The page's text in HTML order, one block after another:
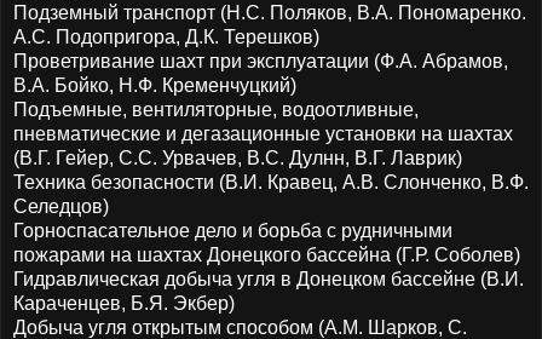
Подземный транспорт (Н.С. Поляков, В.А. Пономаренко.
А.С. Подопригора, Д.К. Терешков)
Проветривание шахт при эксплуатации (Ф.А. Абрамов,
В.А. Бойко, Н.Ф. Кременчуцкий)
Подъемные, вентиляторные, водоотливные,
пневматические и дегазационные установки на шахтах
(В.Г. Гейер, С.С. Урвачев, В.С. Дулнн, В.Г. Лаврик)
Техника безопасности (В.И. Кравец, А.В. Слонченко, В.Ф.
Селедцов)
Горноспасательное дело и борьба с рудничными
пожарами на шахтах Донецкого бассейна (Г.Р. Соболев)
Гидравлическая добыча угля в Донецком бассейне (В.И.
Караченцев, Б.Я. Экбер)
Добыча угля открытым способом (А.М. Шарков, С.